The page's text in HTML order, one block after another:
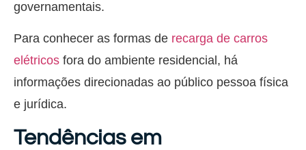
governamentais.
Para conhecer as formas de recarga de carros
elétricos fora do ambiente residencial, há
informações direcionadas ao público pessoa física
e jurídica.
Tendências em